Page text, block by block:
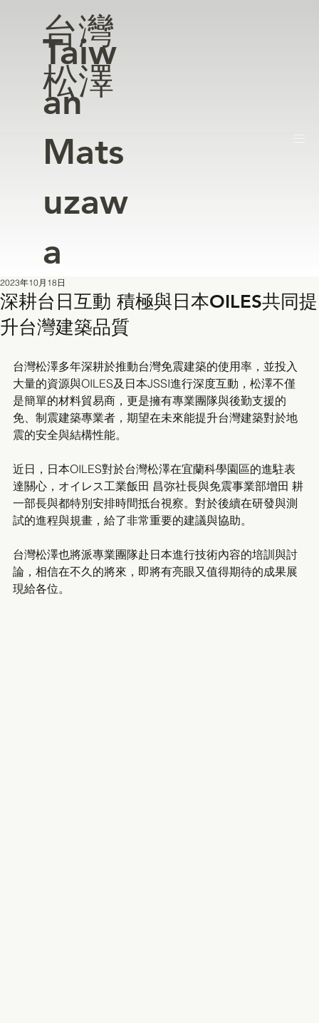
台灣
松澤
Taiw
an
Mats
uzaw
a
深耕台日互動 積極與日本OILES共同提
升台灣建築品質
2023年10月18日
台灣松澤多年深耕於推動台灣免震建築的使用率，並投入
大量的資源與OILES及日本JSSI進行深度互動，松澤不僅
是簡單的材料貿易商，更是擁有專業團隊與後勤支援的
免、制震建築專業者，期望在未來能提升台灣建築對於地
震的安全與結構性能。
近日，日本OILES對於台灣松澤在宜蘭科學園區的進駐表
達關心，オイレス工業飯田 昌弥社長與免震事業部增田 耕
一部長與都特別安排時間抵台視察。對於後續在研發與測
試的進程與規畫，給了非常重要的建議與協助。
台灣松澤也將派專業團隊赴日本進行技術內容的培訓與討
論，相信在不久的將來，即將有亮眼又值得期待的成果展
現給各位。